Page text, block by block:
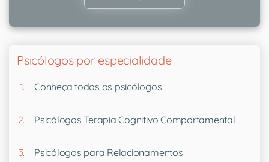
Psicólogos por especialidade
Conheça todos os psicólogos
Psicólogos Terapia Cognitivo Comportamental
Psicólogos para Relacionamentos